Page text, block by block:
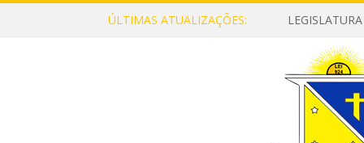
ÚLTIMAS ATUALIZAÇÕES: